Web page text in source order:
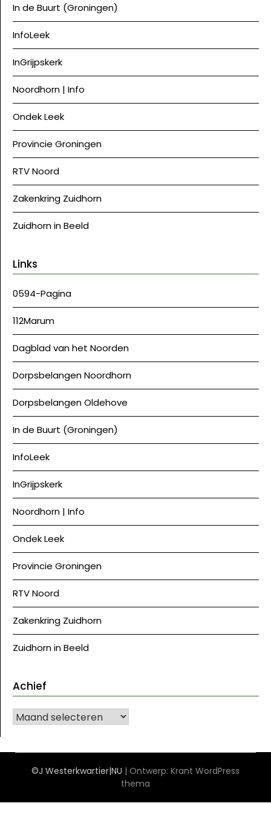
In de Buurt (Groningen)
InfoLeek
InGrijpskerk
Noordhorn | Info
Ondek Leek
Provincie Groningen
RTV Noord
Zakenkring Zuidhorn
Zuidhorn in Beeld
Links
0594-Pagina
112Marum
Dagblad van het Noorden
Dorpsbelangen Noordhorn
Dorpsbelangen Oldehove
In de Buurt (Groningen)
InfoLeek
InGrijpskerk
Noordhorn | Info
Ondek Leek
Provincie Groningen
RTV Noord
Zakenkring Zuidhorn
Zuidhorn in Beeld
Achief
Achief
©J Westerkwartier|NU | Ontwerp: Krant WordPress
thema